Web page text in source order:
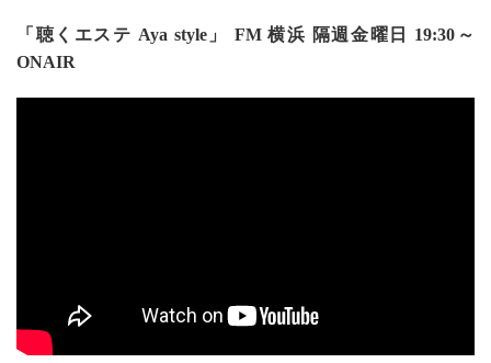
「聴くエステ Aya style」 FM 横浜 隔週金曜日 19:30～
ONAIR